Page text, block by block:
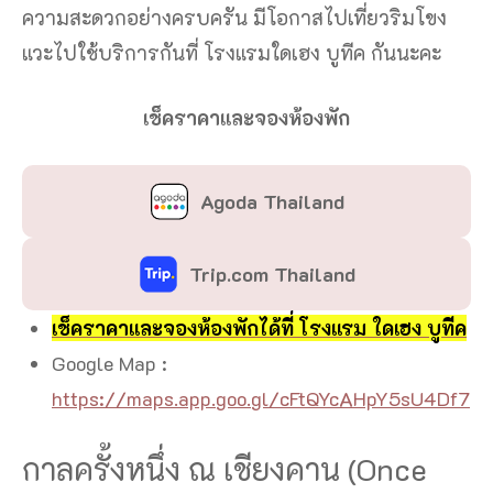
ความสะดวกอย่างครบครัน มีโอกาสไปเที่ยวริมโขง
แวะไปใช้บริการกันที่ โรงแรมใดเฮง บูทีค กันนะคะ
เช็คราคาและจองห้องพัก
Agoda Thailand
Trip.com Thailand
เช็คราคาและจองห้องพักได้ที่ โรงแรม ใดเฮง บูทีค
Google Map :
https://maps.app.goo.gl/cFtQYcAHpY5sU4Df7
กาลครั้งหนึ่ง ณ เชียงคาน (Once